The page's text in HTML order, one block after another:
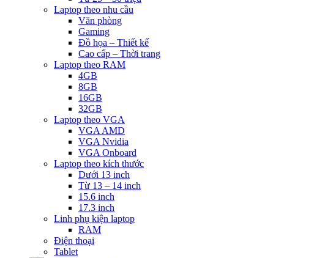
Laptop theo nhu cầu
Văn phòng
Gaming
Đồ họa – Thiết kế
Cao cấp – Thời trang
Laptop theo RAM
4GB
8GB
16GB
32GB
Laptop theo VGA
VGA AMD
VGA Nvidia
VGA Onboard
Laptop theo kích thước
Dưới 13 inch
Từ 13 – 14 inch
15.6 inch
17.3 inch
Linh phụ kiện laptop
RAM
Điện thoại
Tablet